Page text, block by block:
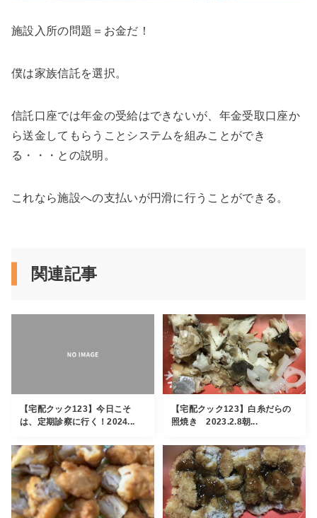
施設入所の問題＝お金だ！
僕は家族信託を選択。
信託口座では年金の受給はできないが、年金受取口座か
ら送金してもらうことシステムを組みことができ
る・・・との説明。
これなら施設への支払いが円滑に行うことができる。
関連記事
【宅配クック123】今日こそ
は、定期診察に行く！2024...
【宅配クック123】白糸だらの
照焼き 2023.2.8朝...